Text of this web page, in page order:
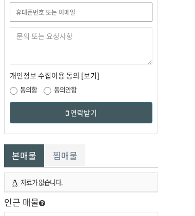
개인정보 수집이용 동의 [보기]
동의함 동의안함
연락받기
본매물 찜매물
자료가 없습니다.
인근 매물